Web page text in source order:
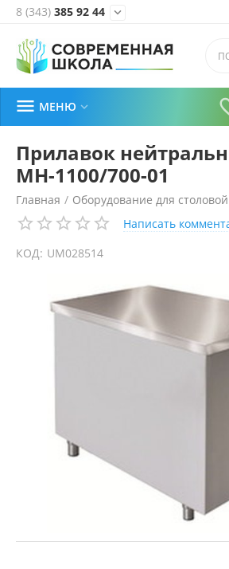
8 (343) 385 92 44 
 МЕНЮ 
Прилавок
МН-1100/700-01
Главная / Оборудование для
Написать
КОД: UM028514